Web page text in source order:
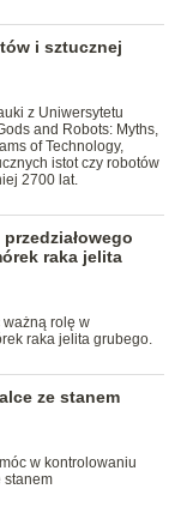
i sztucznej
z Uniwersytetu
and Robots: Myths,
of Technology,
istot czy robotów
2700 lat.
raka jelita
rolę w
raka jelita grubego.
ze stanem
w kontrolowaniu
stanem